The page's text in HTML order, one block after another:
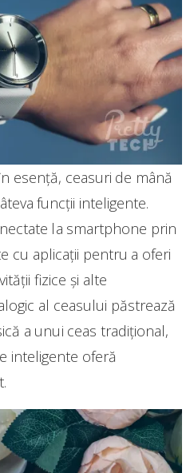
esență, ceasuri de mână
funcții inteligente.
la smartphone prin
cu aplicații pentru a oferi
fizice și alte
al ceasului păstrează
a unui ceas tradițional,
inteligente oferă